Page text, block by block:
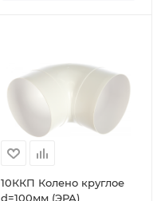
10ККП Колено круглое
d=100мм (ЭРА)